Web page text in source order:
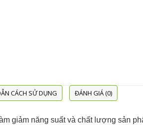
CÁCH SỬ DỤNG ĐÁNH GIÁ (0)
giảm năng suất và chất lượng sản